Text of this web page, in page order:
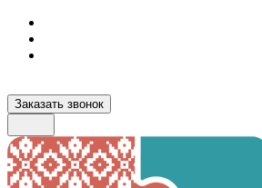
Заказать звонок